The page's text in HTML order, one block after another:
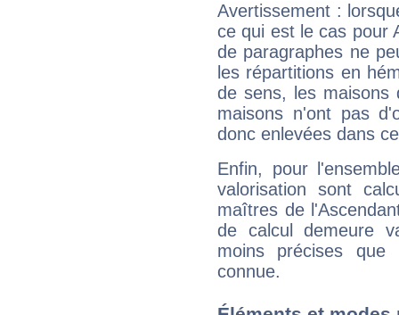
Avertissement :
ce qui est le cas pour
de paragraphes ne
les répartitions en
de sens, les maisons
maisons n'ont pas
donc enlevées dans
Enfin, pour
valorisation sont
maîtres de
de calcul demeure
moins précises que
connue.